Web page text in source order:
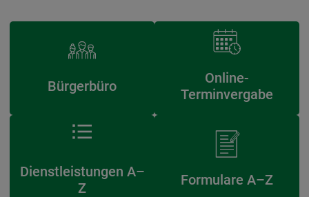
Bürgerbüro
Online-
Terminvergabe
Dienstleistungen A–
Z
Formulare A–Z